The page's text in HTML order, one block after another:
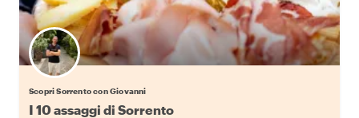
Scopri Sorrento con Giovanni
I 10 assaggi di Sorrento